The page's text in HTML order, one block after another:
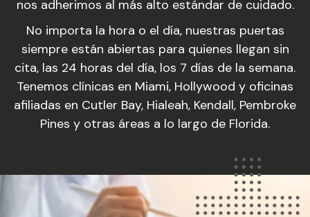
nos adherimos al más alto estándar de cuidado.
No importa la hora o el día, nuestras puertas
siempre están abiertas para quienes llegan sin
cita, las 24 horas del día, los 7 días de la semana.
Tenemos clínicas en Miami, Hollywood y oficinas
afiliadas en Cutler Bay, Hialeah, Kendall, Pembroke
Pines y otras áreas a lo largo de Florida.